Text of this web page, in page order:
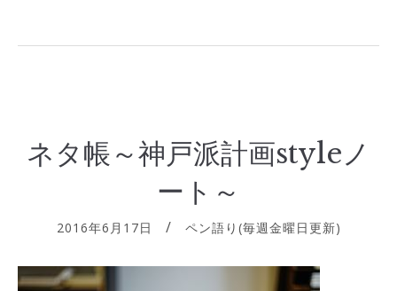
ネタ帳～神戸派計画styleノ
ート～
2016年6月17日 ペン語り(毎週金曜日更新)